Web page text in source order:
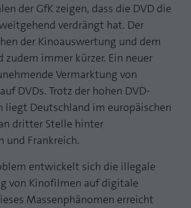
der GfK zeigen, dass die DVD die
verdrängt hat. Der
der Kinoauswertung und dem
zudem immer kürzer. Ein neuer
Vermarktung von
DVDs. Trotz der hohen DVD-
liegt Deutschland im europäischen
dritter Stelle hinter
und Frankreich.
entwickelt sich die illegale
von Kinofilmen auf digitale
Massenphänomen erreicht
Dieses Cookie ist ein Standard-Session-
Cookie von TYPO3. Es speichert im Falle
eines Benutzer-Logins die Session ID
mithilfe derer der eingeloggte User
geschützten Bereichen zu gewähren.
PHPSESSID
php
Ende der Sitzung
PHPs Standard Sitzungs Identifikation
atidvisitor
AT INTERNET
1 Jahr
Cookie von AT INTERNET zur Steuerung der
atuserid
AT INTERNET
Informationen anzeigen